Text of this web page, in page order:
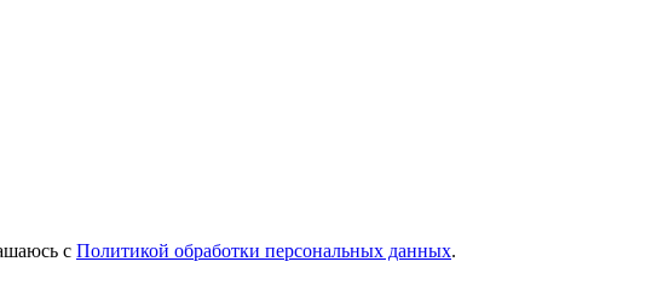
c Политикой обработки персональных данных.